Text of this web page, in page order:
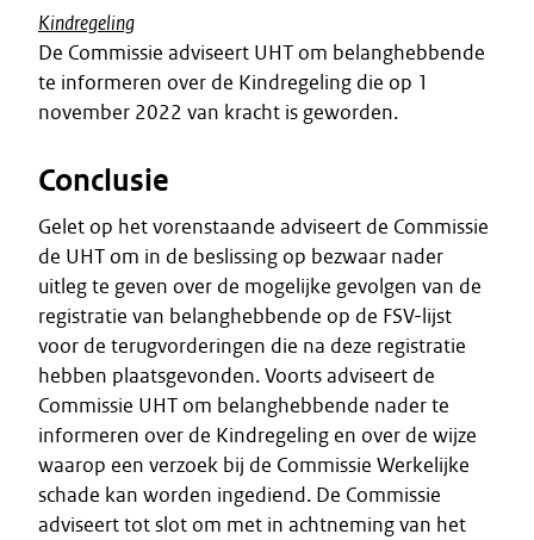
Kindregeling
De Commissie adviseert UHT om belanghebbende
te informeren over de Kindregeling die op 1
november 2022 van kracht is geworden.
Conclusie
Gelet op het vorenstaande adviseert de Commissie
de UHT om in de beslissing op bezwaar nader
uitleg te geven over de mogelijke gevolgen van de
registratie van belanghebbende op de FSV-lijst
voor de terugvorderingen die na deze registratie
hebben plaatsgevonden. Voorts adviseert de
Commissie UHT om belanghebbende nader te
informeren over de Kindregeling en over de wijze
waarop een verzoek bij de Commissie Werkelijke
schade kan worden ingediend. De Commissie
adviseert tot slot om met in achtneming van het